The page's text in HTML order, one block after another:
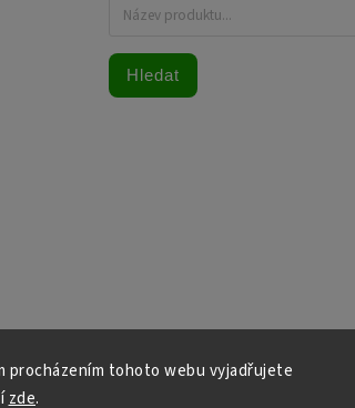
procházením tohoto webu vyjadřujete
zde.
Hledat